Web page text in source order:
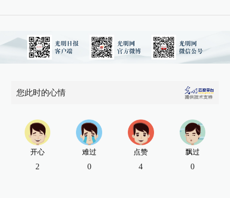
您此时的心情
开心
2
难过
0
点赞
4
飘过
0